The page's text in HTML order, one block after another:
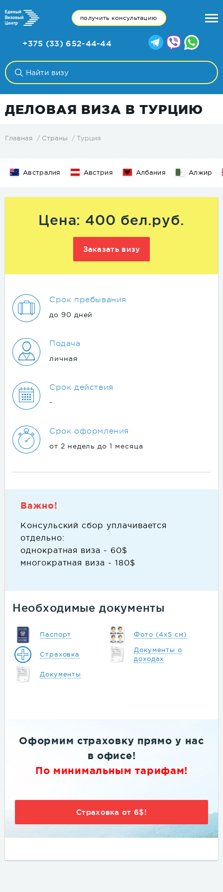
получить консультацию
+375 (33) 652-44-44
ДЕЛОВАЯ ВИЗА В ТУРЦИЮ
Главная Страны Турция
Цена: 400 бел.руб.
Заказать визу
Срок пребывания
до 90 дней
Подача
личная
Срок действия
-
Срок оформления
от 2 недель до 1 месяца
Важно!
Консульский сбор уплачивается
отдельно:
однократная виза - 60$
многократная виза - 180$
Необходимые документы
Паспорт Фото (4х5 см)
Страховка
Документы о
доходах
Документы
Оформим страховку прямо у нас
в офисе!
По минимальным тарифам!
Страховка от 6$!
Австралия Австрия Албания Алжир